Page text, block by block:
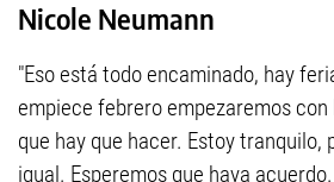
Nicole Neumann
"Eso está todo encaminado, hay
empiece febrero empezaremos
que hay que hacer. Estoy tranquilo,
igual. Esperemos que haya